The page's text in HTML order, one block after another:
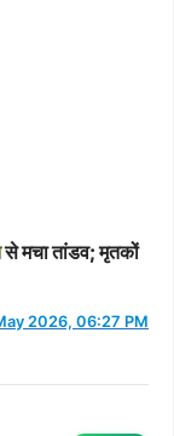
से मचा तांडव; मृतकों
2026, 06:27 PM